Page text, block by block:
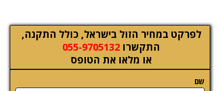
לפרקט במחיר הזול בישראל, כולל התקנה,
התקשרו 055-9705132
או מלאו את הטופס
שם